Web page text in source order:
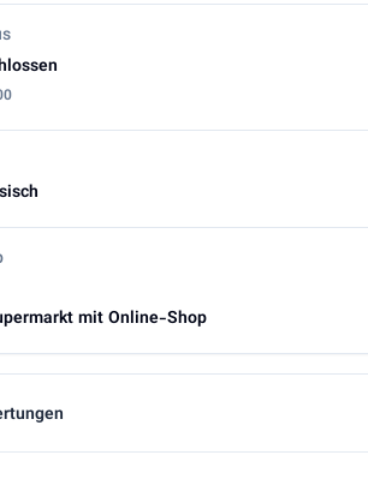
in Frankfurt am Main | Ehsan
mit Online-Shop